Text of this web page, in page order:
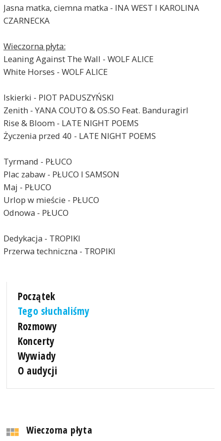
Jasna matka, ciemna matka - INA WEST I KAROLINA
CZARNECKA
Wieczorna płyta:
Leaning Against The Wall - WOLF ALICE
White Horses - WOLF ALICE
Iskierki - PIOT PADUSZYŃSKI
Zenith - YANA COUTO & OS.SO Feat. Banduragirl
Rise & Bloom - LATE NIGHT POEMS
Życzenia przed 40 - LATE NIGHT POEMS
Tyrmand - PŁUCO
Plac zabaw - PŁUCO I SAMSON
Maj - PŁUCO
Urlop w mieście - PŁUCO
Odnowa - PŁUCO
Dedykacja - TROPIKI
Przerwa techniczna - TROPIKI
Początek
Tego słuchaliśmy
Rozmowy
Koncerty
Wywiady
O audycji
Wieczorna płyta